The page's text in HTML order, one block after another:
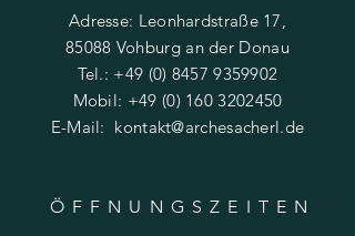
Adresse: Leonhardstraße 17,
85088 Vohburg an der Donau
Tel.: +49 (0) 8457 9359902
Mobil: +49 (0) 160 3202450
E-Mail: kontakt@archesacherl.de
ÖFFNUNGSZEITE N